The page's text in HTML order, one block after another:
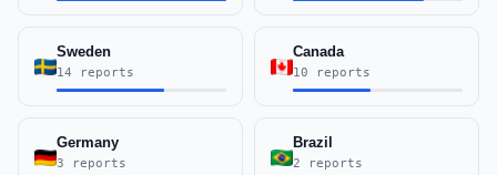
Sweden
14 reports
Canada
10 reports
Germany
3 reports
Brazil
2 reports